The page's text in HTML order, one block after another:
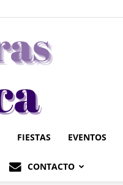
FIESTAS EVENTOS
CONTACTO